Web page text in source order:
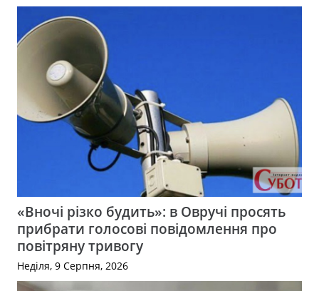
«Вночі різко будить»: в Овручі просять
прибрати голосові повідомлення про
повітряну тривогу
Неділя, 9 Серпня, 2026